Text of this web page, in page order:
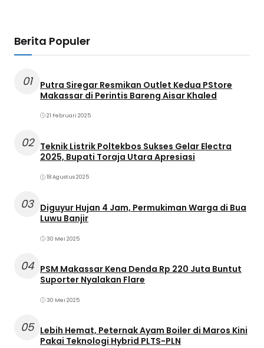
Berita Populer
01
Putra Siregar Resmikan Outlet Kedua PStore
Makassar di Perintis Bareng Aisar Khaled
21 Februari 2025
02
Teknik Listrik Poltekbos Sukses Gelar Electra
2025, Bupati Toraja Utara Apresiasi
18 Agustus 2025
03 Diguyur Hujan 4 Jam, Permukiman Warga di Bua
Luwu Banjir
30 Mei 2025
04 PSM Makassar Kena Denda Rp 220 Juta Buntut
Suporter Nyalakan Flare
30 Mei 2025
05 Lebih Hemat, Peternak Ayam Boiler di Maros Kini
Pakai Teknologi Hybrid PLTS-PLN